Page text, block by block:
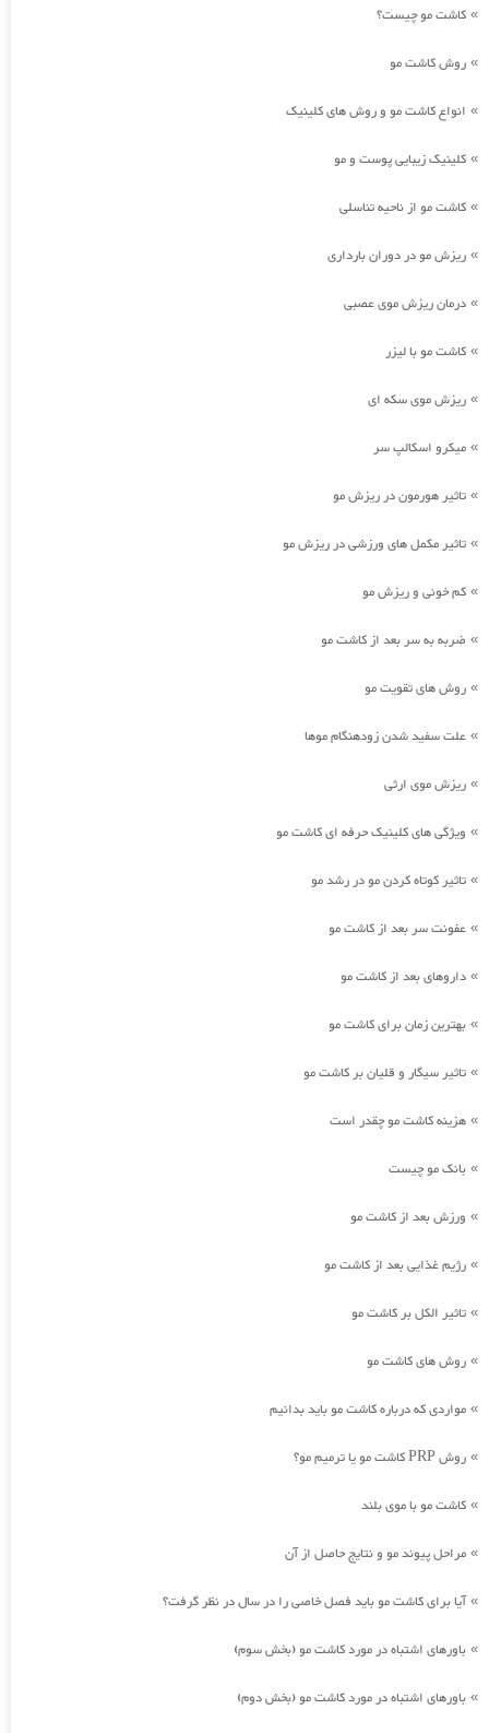
» کاشت مو چیست؟
» روش کاشت مو
» انواع کاشت مو و روش های کلینیک
» کلینیک زیبایی پوست و مو
» کاشت مو از ناحیه تناسلی
» ریزش مو در دوران بارداری
» درمان ریزش موی عصبی
» کاشت مو با لیزر
» ریزش موی سکه ای
» میکرو اسکالپ سر
» تاثیر هورمون در ریزش مو
» تاثیر مکمل های ورزشی در ریزش مو
» کم خونی و ریزش مو
» ضربه به سر بعد از کاشت مو
» روش های تقویت مو
» علت سفید شدن زودهنگام موها
» ریزش موی ارثی
» ویژگی های کلینیک حرفه ای کاشت مو
» تاثیر کوتاه کردن مو در رشد مو
» عفونت سر بعد از کاشت مو
» داروهای بعد از کاشت مو
» بهترین زمان برای کاشت مو
» تاثیر سیگار و قلیان بر کاشت مو
» هزینه کاشت مو چقدر است
» بانک مو چیست
» ورزش بعد از کاشت مو
» رژیم غذایی بعد از کاشت مو
» تاثیر الکل بر کاشت مو
» روش های کاشت مو
» مواردی که درباره کاشت مو باید بدانیم
» روش PRP کاشت مو یا ترمیم مو؟
» کاشت مو با موی بلند
» مراحل پیوند مو و نتایج حاصل از آن
»آیا برای کاشت مو باید فصل خاصی را در سال در نظر گرفت؟
» باورهای اشتباه در مورد کاشت مو (بخش سوم)
» باورهای اشتباه در مورد کاشت مو (بخش دوم)